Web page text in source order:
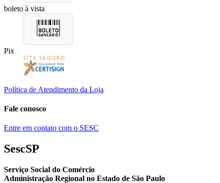
boleto à vista
Pix
Política de Atendimento da Loja
Fale conosco
Entre em contato com o SESC
SescSP
Serviço Social do Comércio
Administração Regional no Estado de São Paulo